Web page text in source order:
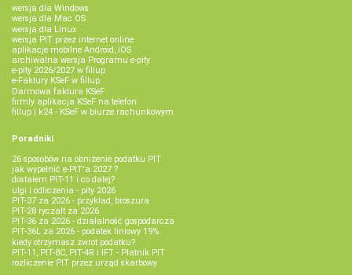
wersja dla Windows
wersja dla Mac OS
wersja dla Linux
wersja PIT przez internet online
aplikacje mobilne Android, iOS
archiwalna wersja Programu e-pity
e-pity 2026/2027 w fillup
e‑Faktury KSeF w fillup
Darmowa faktura KSeF
firmly aplikacja KSeF na telefon
fillup | k24 - KSeF w biurze rachunkowym
Poradniki
26 sposobów na obniżenie podatku PIT
jak wypełnić e-PIT'a 2027 ?
dostałem PIT-11 i co dalej?
ulgi i odliczenia - pity 2026
PIT-37 za 2026 - przykład, broszura
PIT-28 ryczałt za 2026
PIT-36 za 2026 - działalność gospodarcza
PIT-36L za 2026 - podatek liniowy 19%
kiedy otrzymasz zwrot podatku?
PIT-11, PIT-8C, PIT-4R i IFT - Płatnik PIT
rozliczenie PIT przez urząd skarbowy